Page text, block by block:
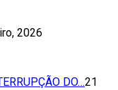
2026
DO…21